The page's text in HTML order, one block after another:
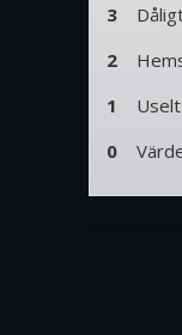
3
2
1 Uselt
0